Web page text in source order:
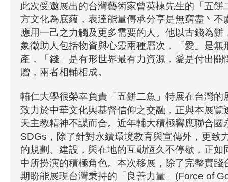
此次受邀展出的台灣藝術家曾英棟先生的「五餅
方文化為底蘊，表達能量傳承分享是無窮盡丶不
應用一己之力觸及更多需要的人。他以古錢為餅
象徵助人包括物資與心靈兩種層次，「愛」是無
產，「錢」是有形世界最有力資源，愛是付出關
贈，兩者相輔相成。
輔仁大學很榮幸負責「五餅二魚」特展在台灣的
致力於中華文化與基督信仰之交融，正與本展覽
天主教精神不謀而合。近年輔大積極響應聯合國
SDGs，除了針對永續環境教育與宣傳外，更致
的規劃、建設，與在地的互動恆久不停歇，正如
中所扮演的積極角色。本次移展，除了完整實踐
期盼能展現台灣秉持的「良善力量」(Force of